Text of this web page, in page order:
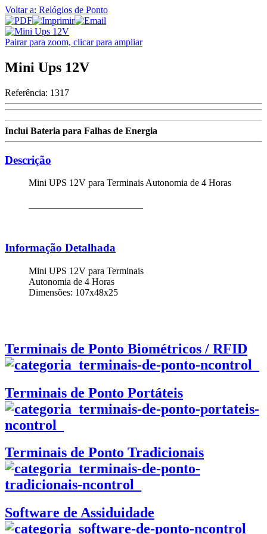
Voltar a: Relógios de Ponto
Pairar para zoom, clicar para ampliar
Mini Ups 12V
Referência: 1317
Inclui Bateria para Falhas de Energia
Descrição
Mini UPS 12V para Terminais Autonomia de 4 Horas
Informação Detalhada
Mini UPS 12V para Terminais
Autonomia de 4 Horas
Dimensões: 107x48x25
Terminais de Ponto Biométricos / RFID
Terminais de Ponto Portáteis
Terminais de Ponto Tradicionais
Software de Assiduidade